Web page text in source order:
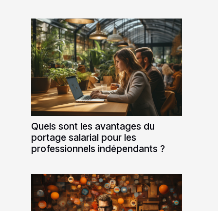
Quels sont les avantages du
portage salarial pour les
professionnels indépendants ?